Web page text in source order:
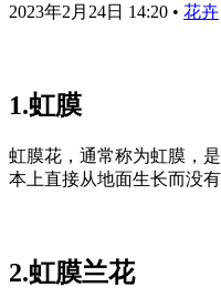
2023年2月24日 14:20 • 花卉
1.虹膜
虹膜花，通常称为虹膜，
本上直接从地面生长而没
2.虹膜兰花